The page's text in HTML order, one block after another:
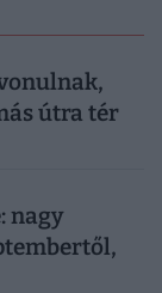
útra tér
nagy